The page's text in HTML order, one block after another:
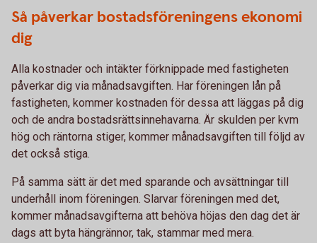
Så påverkar bostadsföreningens ekonomi
dig
Alla kostnader och intäkter förknippade med fastigheten
påverkar dig via månadsavgiften. Har föreningen lån på
fastigheten, kommer kostnaden för dessa att läggas på dig
och de andra bostadsrättsinnehavarna. Är skulden per kvm
hög och räntorna stiger, kommer månadsavgiften till följd av
det också stiga.
På samma sätt är det med sparande och avsättningar till
underhåll inom föreningen. Slarvar föreningen med det,
kommer månadsavgifterna att behöva höjas den dag det är
dags att byta hängrännor, tak, stammar med mera.